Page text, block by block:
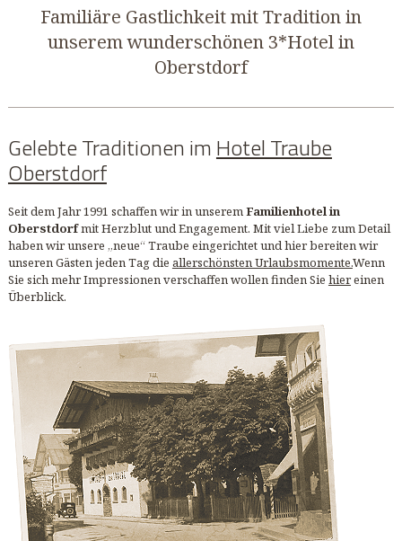
Familiäre Gastlichkeit mit Tradition in
unserem wunderschönen 3*Hotel in
Oberstdorf
Gelebte Traditionen imHotel Traube
Oberstdorf
Seit dem Jahr 1991 schaffen wir in unseremFamilienhotel in
Oberstdorfmit Herzblutund Engagement. Mit viel Liebe zum Detail
haben wir unsere „neue“ Traube eingerichtet und hier bereiten wir
unseren Gästen jeden Tag die allerschönsten Urlaubsmomente.Wenn
Sie sich mehr Impressionen verschaffen wollen finden Sie hiereinen
Überblick.